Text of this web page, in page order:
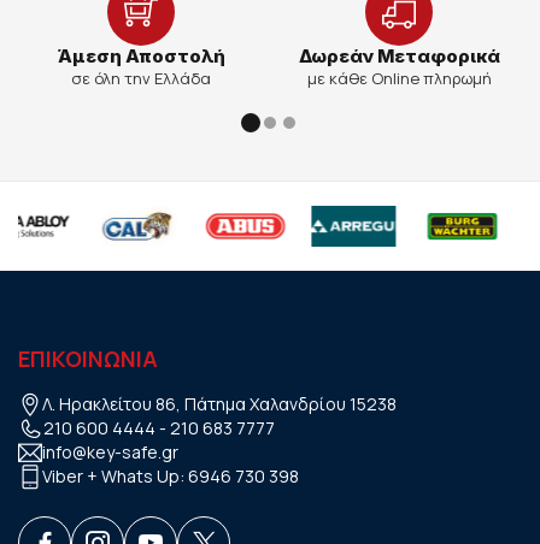
Άμεση Αποστολή
σε όλη την Ελλάδα
Δωρεάν Μεταφορικά
με κάθε Online πληρωμή
ΕΠΙΚΟΙΝΩΝΙΑ
Λ. Ηρακλείτου 86, Πάτημα Χαλανδρίου 15238
210 600 4444 - 210 683 7777
info@key-safe.gr
Viber + Whats Up: 6946 730 398